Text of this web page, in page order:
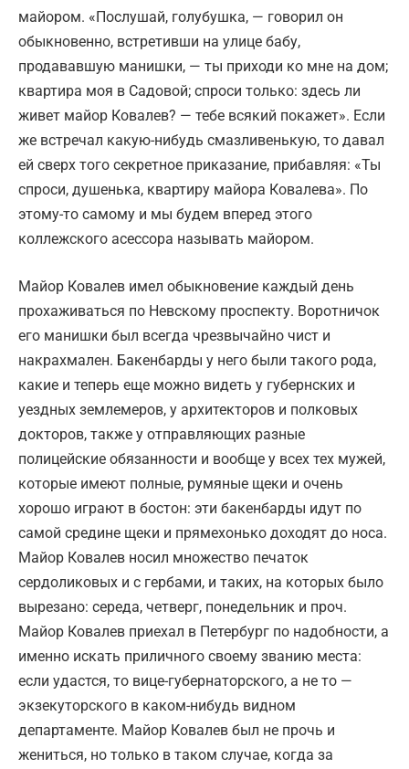
майором. «Послушай, голубушка, — говорил он
обыкновенно, встретивши на улице бабу,
продававшую манишки, — ты приходи ко мне на дом;
квартира моя в Садовой; спроси только: здесь ли
живет майор Ковалев? — тебе всякий покажет». Если
же встречал какую-нибудь смазливенькую, то давал
ей сверх того секретное приказание, прибавляя: «Ты
спроси, душенька, квартиру майора Ковалева». По
этому-то самому и мы будем вперед этого
коллежского асессора называть майором.
Майор Ковалев имел обыкновение каждый день
прохаживаться по Невскому проспекту. Воротничок
его манишки был всегда чрезвычайно чист и
накрахмален. Бакенбарды у него были такого рода,
какие и теперь еще можно видеть у губернских и
уездных землемеров, у архитекторов и полковых
докторов, также у отправляющих разные
полицейские обязанности и вообще у всех тех мужей,
которые имеют полные, румяные щеки и очень
хорошо играют в бостон: эти бакенбарды идут по
самой средине щеки и прямехонько доходят до носа.
Майор Ковалев носил множество печаток
сердоликовых и с гербами, и таких, на которых было
вырезано: середа, четверг, понедельник и проч.
Майор Ковалев приехал в Петербург по надобности, а
именно искать приличного своему званию места:
если удастся, то вице-губернаторского, а не то —
экзекуторского в каком-нибудь видном
департаменте. Майор Ковалев был не прочь и
жениться, но только в таком случае, когда за